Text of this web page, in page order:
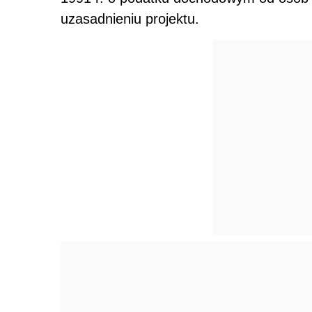
uzasadnieniu projektu.